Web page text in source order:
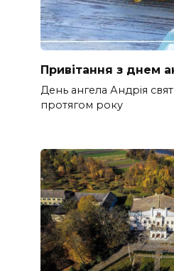
Привітання з днем
День ангела Андрія
протягом року